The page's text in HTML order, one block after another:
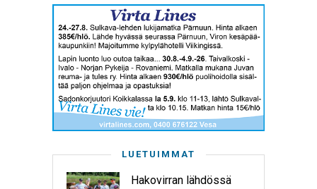
LUETUIMMAT
Hakovirran lähdössä